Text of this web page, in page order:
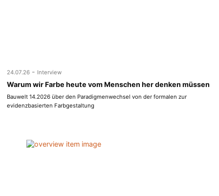
24.07.26 - Interview
Warum wir Farbe heute vom Menschen her denken müssen
Bauwelt 14.2026 über den Paradigmenwechsel von der formalen zur
evidenzbasierten Farbgestaltung